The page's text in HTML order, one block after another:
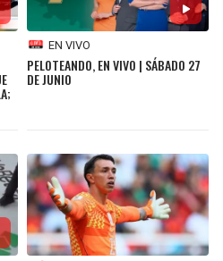
EN VIVO
PELOTEANDO, EN VIVO | SÁBADO 27
DE JUNIO